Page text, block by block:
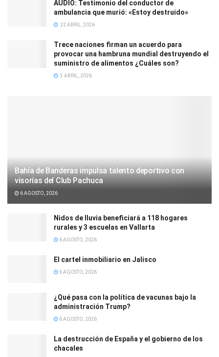
AUDIO: Testimonio del conductor de
ambulancia que murió: «Estoy destruido»
22 ABRIL, 2026
Trece naciones firman un acuerdo para
provocar una hambruna mundial destruyendo el
suministro de alimentos ¿Cuáles son?
3 ABRIL, 2026
Bahía de Banderas impulsa talento deportivo con
visorías del Club Pachuca
6 AGOSTO, 2026
Nidos de lluvia beneficiará a 118 hogares
rurales y 3 escuelas en Vallarta
6 AGOSTO, 2026
El cartel inmobiliario en Jalisco
6 AGOSTO, 2026
¿Qué pasa con la política de vacunas bajo la
administración Trump?
6 AGOSTO, 2026
La destrucción de España y el gobierno de los
chacales